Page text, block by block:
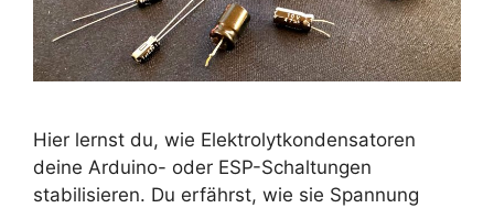
Hier lernst du, wie Elektrolytkondensatoren
deine Arduino- oder ESP-Schaltungen
stabilisieren. Du erfährst, wie sie Spannung